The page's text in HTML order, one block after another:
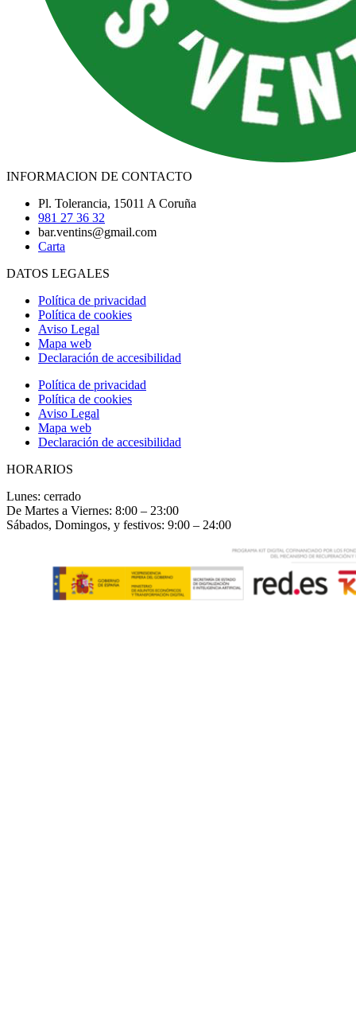
INFORMACION DE CONTACTO
Pl. Tolerancia, 15011 A Coruña
981 27 36 32
bar.ventins@gmail.com
Carta
DATOS LEGALES
Política de privacidad
Política de cookies
Aviso Legal
Mapa web
Declaración de accesibilidad
Política de privacidad
Política de cookies
Aviso Legal
Mapa web
Declaración de accesibilidad
HORARIOS
Lunes: cerrado
De Martes a Viernes: 8:00 – 23:00
Sábados, Domingos, y festivos: 9:00 – 24:00